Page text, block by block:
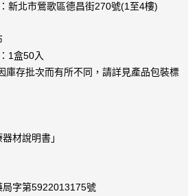
新北市鶯歌區德昌街270號(1至4樓)
1盒50入
存批次而有所不同，請詳見產品包裝標
材說明書」
字第5922013175號